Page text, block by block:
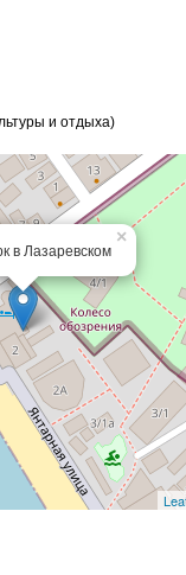
и отдыха)
в Лазаревском
×